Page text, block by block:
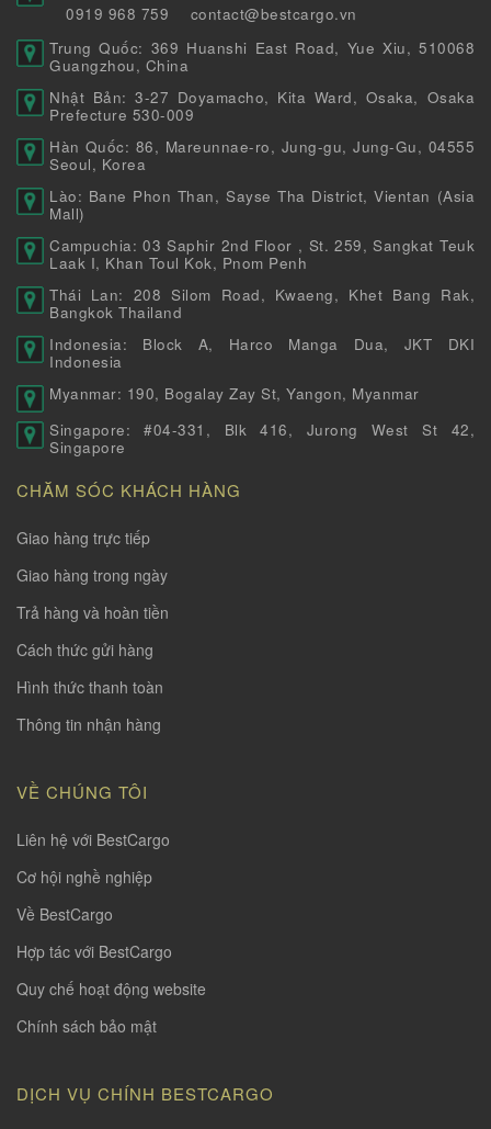
0919 968 759
contact@bestcargo.vn
Trung Quốc: 369 Huanshi East Road, Yue Xiu, 510068
Guangzhou, China
Nhật Bản: 3-27 Doyamacho, Kita Ward, Osaka, Osaka
Prefecture 530-009
Hàn Quốc: 86, Mareunnae-ro, Jung-gu, Jung-Gu, 04555
Seoul, Korea
Lào: Bane Phon Than, Sayse Tha District, Vientan (Asia
Mall)
Campuchia: 03 Saphir 2nd Floor , St. 259, Sangkat Teuk
Laak I, Khan Toul Kok, Pnom Penh
Thái Lan: 208 Silom Road, Kwaeng, Khet Bang Rak,
Bangkok Thailand
Indonesia: Block A, Harco Manga Dua, JKT DKI
Indonesia
Myanmar: 190, Bogalay Zay St, Yangon, Myanmar
Singapore: #04-331, Blk 416, Jurong West St 42,
Singapore
CHĂM SÓC KHÁCH HÀNG
Giao hàng trực tiếp
Giao hàng trong ngày
Trả hàng và hoàn tiền
Cách thức gửi hàng
Hình thức thanh toàn
Thông tin nhận hàng
VỀ CHÚNG TÔI
Liên hệ với BestCargo
Cơ hội nghề nghiệp
Về BestCargo
Hợp tác với BestCargo
Quy chế hoạt động website
Chính sách bảo mật
DỊCH VỤ CHÍNH BESTCARGO